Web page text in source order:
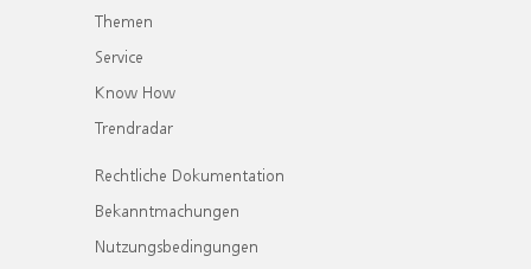
Themen
Service
Know How
Trendradar
Rechtliche Dokumentation
Bekanntmachungen
Nutzungsbedingungen